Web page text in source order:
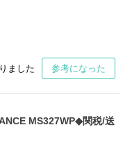
ました 参考になった
MS327WP◆関税/送